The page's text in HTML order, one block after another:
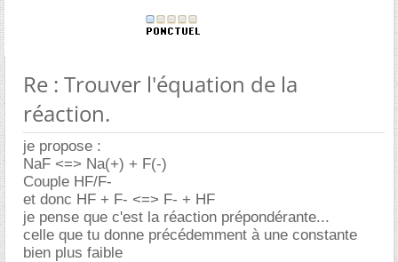
Re : Trouver l'équation de la
réaction.
je propose :
NaF <=> Na(+) + F(-)
Couple HF/F-
et donc HF + F- <=> F- + HF
je pense que c'est la réaction prépondérante...
celle que tu donne précédemment à une constante
bien plus faible